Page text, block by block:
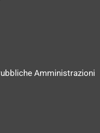
Amministrazioni